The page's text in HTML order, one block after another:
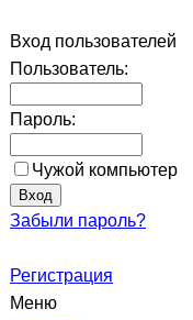
Вход пользователей
Пользователь:
Пароль:
Чужой компьютер
Забыли пароль?
Регистрация
Меню